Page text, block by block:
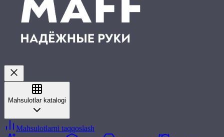
Mahsulotlar katalogi
Mahsulotlarni taqqoslash